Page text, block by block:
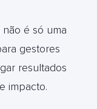
é só uma
gestores
resultados
impacto.